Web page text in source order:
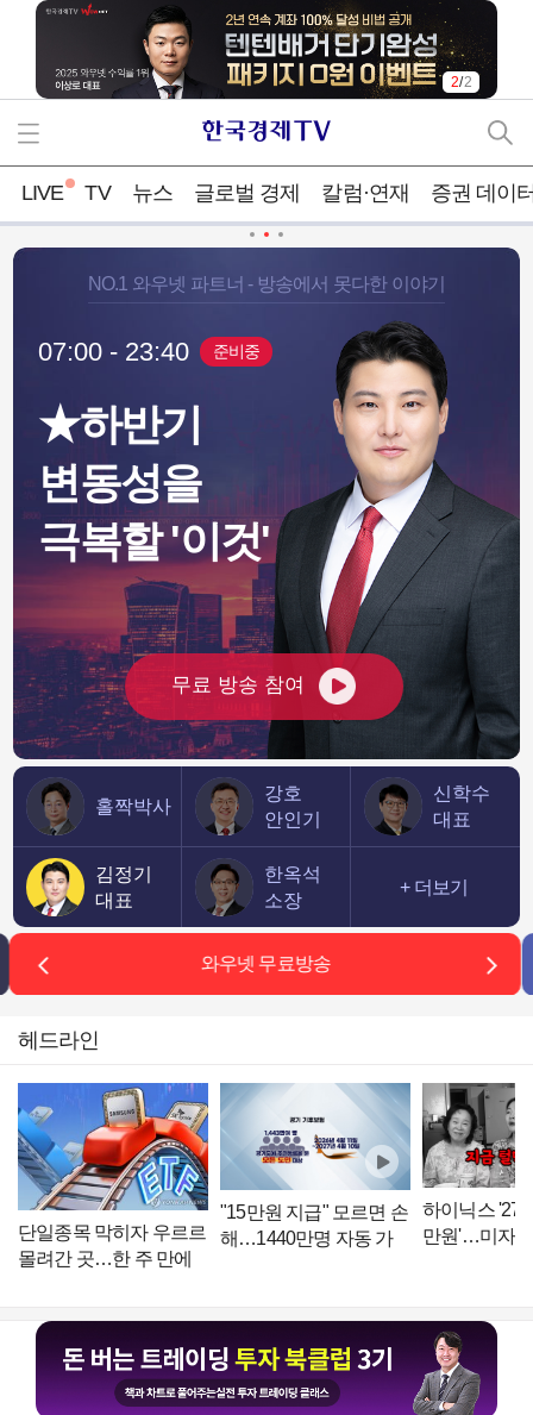
2/2
LIVE TV 뉴스 글로벌 경제 칼럼·연재 증권 데이
고 무기 선주
없인 ‘반짝
의 방산인사이
중국, '400조 국방비' 업고
47개국 수출...K-방산에 장
벽
5.36%
7,704.34 0.24%
나스닥 26,344.13
다우존스
NO.1 와우넷 파트너 - 방송에서 못다한 이야기
07:00 - 23:40 준비중
★하반기
변동성을
극복할 '이것'
무료 방송 참여
홀짝박사
강호
안인기
신학수
대표
김정기
대표
한옥석
소장
+ 더보기
와우넷 무료방송
헤드라인
단일종목 막히자 우르르
몰려간 곳…한 주 만에
"15만원 지급" 모르면 손
해…1440만명 자동 가
하이닉스
만원'…미자